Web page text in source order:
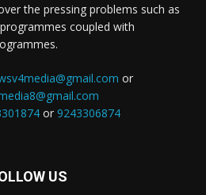
the pressing problems such as
coupled with
or
or 9243306874
US